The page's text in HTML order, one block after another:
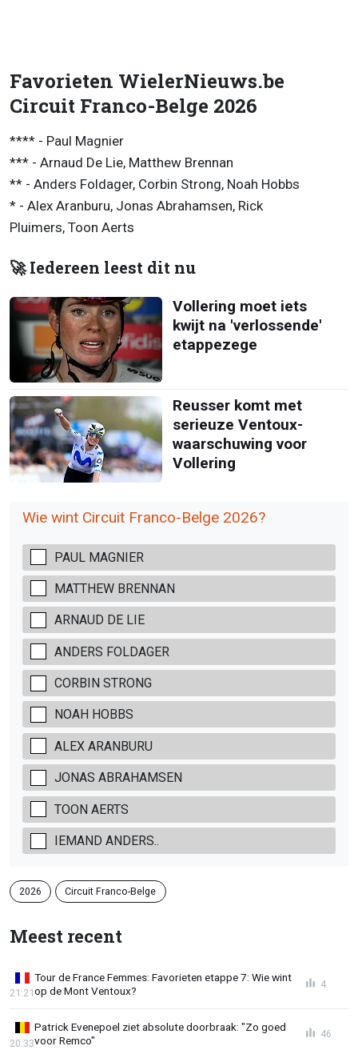
Favorieten WielerNieuws.be
Circuit Franco-Belge 2026
**** - Paul Magnier
*** - Arnaud De Lie, Matthew Brennan
** - Anders Foldager, Corbin Strong, Noah Hobbs
* - Alex Aranburu, Jonas Abrahamsen, Rick
Pluimers, Toon Aerts
🚀 Iedereen leest dit nu
Vollering moet iets
kwijt na 'verlossende'
etappezege
Reusser komt met
serieuze Ventoux-
waarschuwing voor
Vollering
Wie wint Circuit Franco-Belge 2026?
PAUL MAGNIER
MATTHEW BRENNAN
ARNAUD DE LIE
ANDERS FOLDAGER
CORBIN STRONG
NOAH HOBBS
ALEX ARANBURU
JONAS ABRAHAMSEN
TOON AERTS
IEMAND ANDERS..
2026 Circuit Franco-Belge
Meest recent
Tour de France Femmes: Favorieten etappe 7: Wie wint
op de Mont Ventoux?
21:21
4
Patrick Evenepoel ziet absolute doorbraak: "Zo goed
voor Remco"
20:33
46